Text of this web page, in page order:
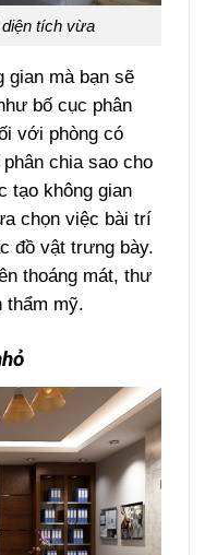
tích vừa
gian mà bạn sẽ
bố cục phân
với phòng có
chia sao cho
tạo không gian
chọn việc bài trí
đồ vật trưng bày.
thoáng mát, thư
thẩm mỹ.